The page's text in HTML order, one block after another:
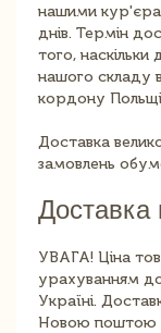
нашими
днів. Термін
того,
нашого складу
кордону
Доставка
замовлень
Доставка
УВАГА! Ціна
урахуванням
Україні.
Новою поштою